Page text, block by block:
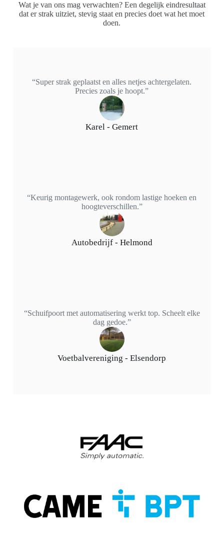
Wat je van ons mag verwachten? Een degelijk eindresultaat
dat er strak uitziet, stevig staat en precies doet wat het moet
doen.
“Super strak geplaatst en alles netjes achtergelaten.
Precies zoals je hoopt.”
Karel - Gemert
“Keurig montagewerk, ook rondom lastige hoeken en
hoogteverschillen.”
Autobedrijf - Helmond
“Schuifpoort met automatisering werkt top. Scheelt elke
dag gedoe.”
Voetbalvereniging - Elsendorp